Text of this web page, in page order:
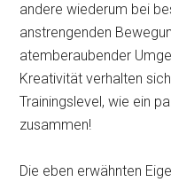
andere wiederum bei
anstrengenden
atemberaubender
Kreativität verhalten
Trainingslevel, wie ein
zusammen!
Die eben erwähnten